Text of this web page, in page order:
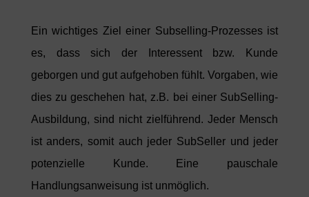
Ein wichtiges Ziel einer Subselling-Prozesses ist
es, dass sich der Interessent bzw. Kunde
geborgen und gut aufgehoben fühlt. Vorgaben, wie
dies zu geschehen hat, z.B. bei einer SubSelling-
Ausbildung, sind nicht zielführend. Jeder Mensch
ist anders, somit auch jeder SubSeller und jeder
potenzielle Kunde. Eine pauschale
Handlungsanweisung ist unmöglich.